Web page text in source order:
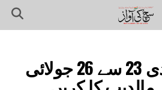
وزیراعظم مودی 23 سے 26 جولائی